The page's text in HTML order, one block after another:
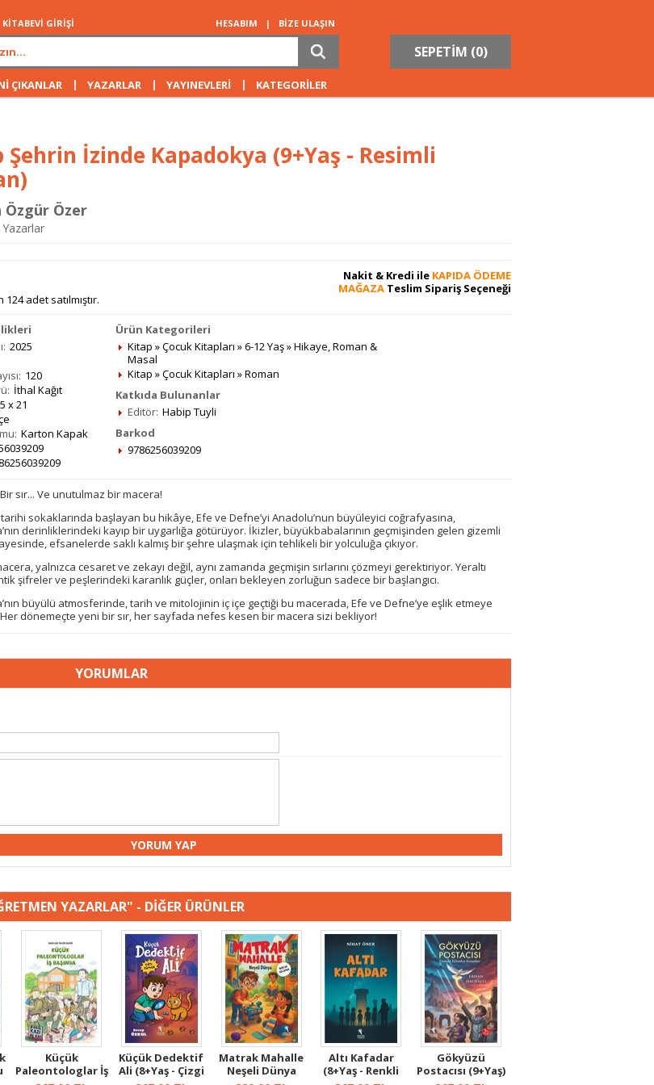
KİTABEVİ GİRİŞİ HESABIM | BİZE ULAŞIN
SEPETİM (0)
ÇIKANLAR | YAZARLAR | YAYINEVLERİ | KATEGORİLER
Şehrin İzinde Kapadokya (9+Yaş - Resimli
Özgür Özer
adet satılmıştır.
Nakit & Kredi ile KAPIDA ÖDEME
MAĞAZA Teslim Sipariş Seçeneği
2025
120
İthal Kağıt
x 21
Karton Kapak
Ürün Kategorileri
Kitap »Çocuk Kitapları »6-12 Yaş»Hikaye, Roman &
Masal
Kitap »Çocuk Kitapları »Roman
Katkıda Bulunanlar
Editör: Habip Tuyli
Barkod
9786256039209
sır... Ve unutulmaz bir macera!
tarihi sokaklarında başlayan bu hikâye, Efe ve Defne’yi Anadolu’nun büyüleyici coğrafyasına,
derinliklerindeki kayıp bir uygarlığa götürüyor. İkizler, büyükbabalarının geçmişinden gelen gizemli
efsanelerde saklı kalmış bir şehre ulaşmak için tehlikeli bir yolculuğa çıkıyor.
yalnızca cesaret ve zekayı değil, aynı zamanda geçmişin sırlarını çözmeyi gerektiriyor. Yeraltı
şifreler ve peşlerindeki karanlık güçler, onları bekleyen zorluğun sadece bir başlangıcı.
büyülü atmosferinde, tarih ve mitolojinin iç içe geçtiği bu macerada, Efe ve Defne’ye eşlik etmeye
dönemeçte yeni bir sır, her sayfada nefes kesen bir macera sizi bekliyor!
YORUMLAR
YAZARLAR" - DİĞER ÜRÜNLER
Küçük
Paleontologlar İş
Küçük Dedektif
Ali (8+Yaş - Çizgi
Matrak Mahalle
Neşeli Dünya
Altı Kafadar
(8+Yaş - Renkli
Gökyüzü
Postacısı (9+Yaş)